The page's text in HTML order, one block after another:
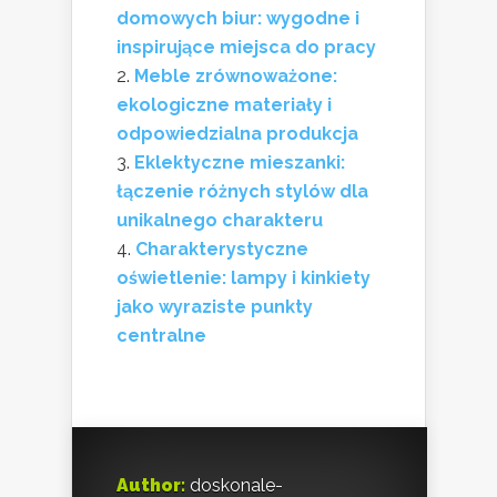
domowych biur: wygodne i
inspirujące miejsca do pracy
Meble zrównoważone:
ekologiczne materiały i
odpowiedzialna produkcja
Eklektyczne mieszanki:
łączenie różnych stylów dla
unikalnego charakteru
Charakterystyczne
oświetlenie: lampy i kinkiety
jako wyraziste punkty
centralne
Author: doskonale-